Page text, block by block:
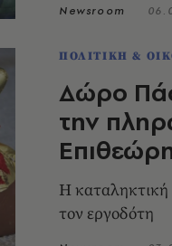
Newsroom
ΠΟΛΙΤΙΚΗ &
Δώρο
την
Η καταληκτική
τον εργοδότη